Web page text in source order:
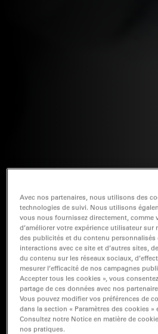
Avec nos partenaires, nous utilisons des
technologies de suivi. Nous utilisons
vous nous fournissez directement, comme
d’améliorer votre expérience utilisateur
des publicités et du contenu
interactions avec ce site et d’autres sites,
du contenu sur les réseaux sociaux,
mesurer l’efficacité de nos campagnes
Accepter tous les cookies », vous
partage de ces données avec nos
Vous pouvez modifier vos préférences de
dans la section « Paramètres des cookies »
Consultez notre Notice en matière de
nos pratiques.